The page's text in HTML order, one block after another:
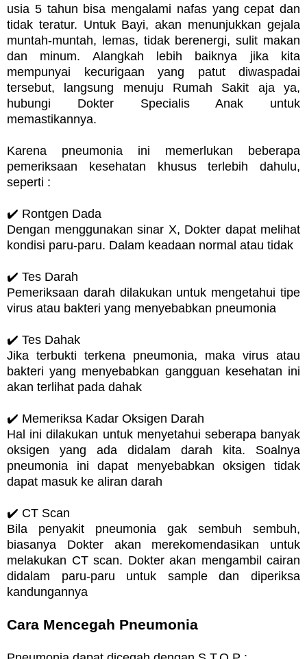
usia 5 tahun bisa mengalami nafas yang cepat dan
tidak teratur. Untuk Bayi, akan menunjukkan gejala
muntah-muntah, lemas, tidak berenergi, sulit makan
dan minum. Alangkah lebih baiknya jika kita
mempunyai kecurigaan yang patut diwaspadai
tersebut, langsung menuju Rumah Sakit aja ya,
hubungi Dokter Specialis Anak untuk
memastikannya.
Karena pneumonia ini memerlukan beberapa
pemeriksaan kesehatan khusus terlebih dahulu,
seperti :
✔️ Rontgen Dada
Dengan menggunakan sinar X, Dokter dapat melihat
kondisi paru-paru. Dalam keadaan normal atau tidak
✔️ Tes Darah
Pemeriksaan darah dilakukan untuk mengetahui tipe
virus atau bakteri yang menyebabkan pneumonia
✔️ Tes Dahak
Jika terbukti terkena pneumonia, maka virus atau
bakteri yang menyebabkan gangguan kesehatan ini
akan terlihat pada dahak
✔️ Memeriksa Kadar Oksigen Darah
Hal ini dilakukan untuk menyetahui seberapa banyak
oksigen yang ada didalam darah kita. Soalnya
pneumonia ini dapat menyebabkan oksigen tidak
dapat masuk ke aliran darah
✔️ CT Scan
Bila penyakit pneumonia gak sembuh sembuh,
biasanya Dokter akan merekomendasikan untuk
melakukan CT scan. Dokter akan mengambil cairan
didalam paru-paru untuk sample dan diperiksa
kandungannya
Cara Mencegah Pneumonia